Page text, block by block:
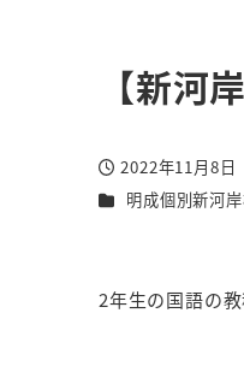
【新河
投稿日
2022年11月8日
カテゴリー
明成個別新河
2年生の国語の